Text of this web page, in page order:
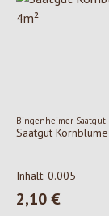
Bingenheimer Saatgut
Saatgut
Inhalt: 0.005
Regulärer Preis:
2,10 €